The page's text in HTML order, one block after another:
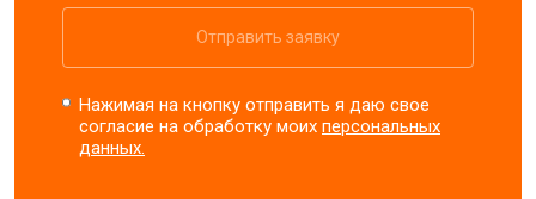
Отправить заявку
Нажимая на кнопку отправить я даю свое
согласие на обработку моихперсональных
данных.